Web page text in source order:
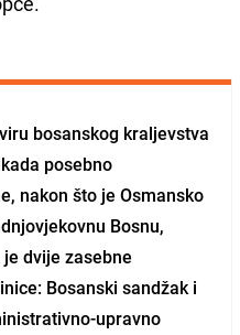
bosanskog kraljevstva
posebno
nakon što je Osmansko
Bosnu,
dvije zasebne
Bosanski sandžak i
upravno